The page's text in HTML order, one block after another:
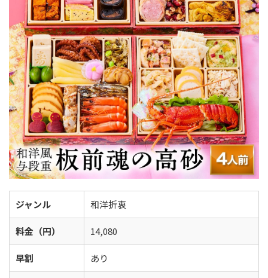
ジャンル 和洋折衷
料金（円） 14,080
早割 あり